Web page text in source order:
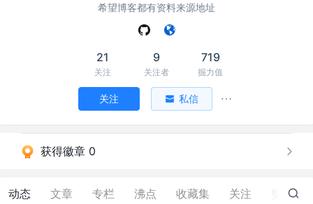
希望博客都有资料来源地址
21
关注
9
关注者
719
掘力值
关注 私信
获得徽章 0
动态 文章 专栏 沸点 收藏集 关注 62